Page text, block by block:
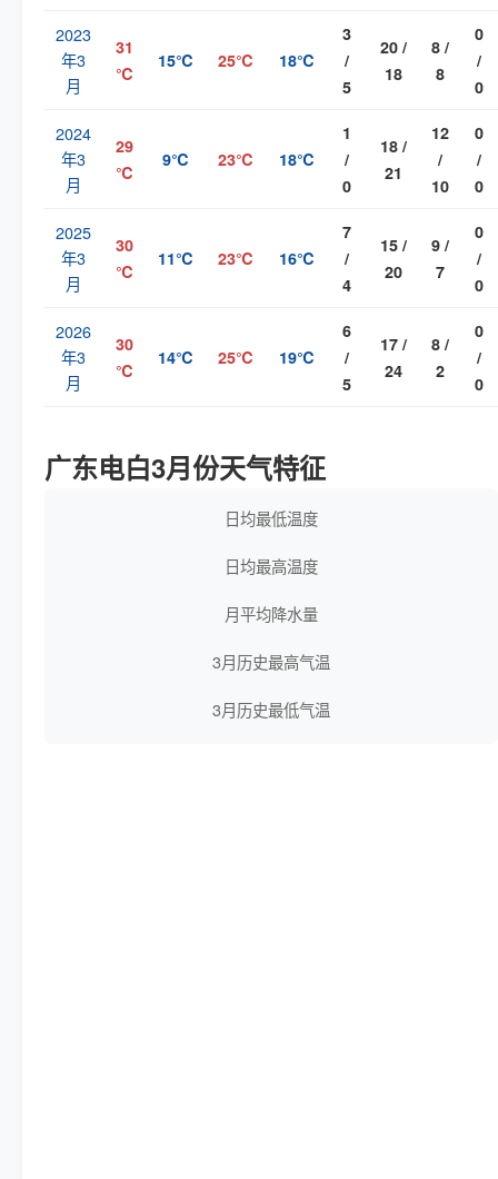
2023
年3
月
31
℃
15℃ 25℃ 18℃
3
/
5
20 /
18
8 /
8
0
/
0
2024
年3
月
29
℃
9℃ 23℃ 18℃
1
/
0
18 /
21
12
/
10
0
/
0
2025
年3
月
30
℃
11℃ 23℃ 16℃
7
/
4
15 /
20
9 /
7
0
/
0
2026
年3
月
30
℃
14℃ 25℃ 19℃
6
/
5
17 /
24
8 /
2
0
/
0
广东电白3月份天气特征
日均最低温度
日均最高温度
月平均降水量
3月历史最高气温
3月历史最低气温